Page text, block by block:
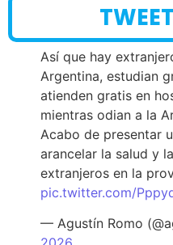
Así que hay
Argentina, estudian
atienden gratis en
mientras odian a la
Acabo de presentar
arancelar la salud y
extranjeros en la
pic.twitter.com/
— Agustín Romo